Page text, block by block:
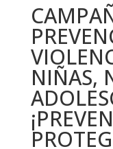
NIÑAS,